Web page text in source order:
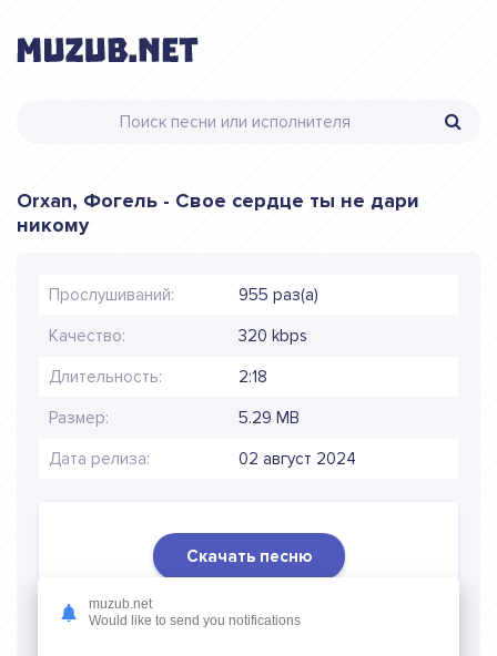
Orxan, Фогель - Свое сердце ты не дари
никому
Прослушиваний: 955 раз(а)
Качество: 320 kbps
Длительность: 2:18
Размер: 5.29 MB
Дата релиза: 02 август 2024
Скачать песню
Скачать песню Orxan, Фогель - Свое сердце ты не
дари никомув mp3 (длина: 2:18, качество: 320 кбитс)
muzub.net
Would like to send you notifications